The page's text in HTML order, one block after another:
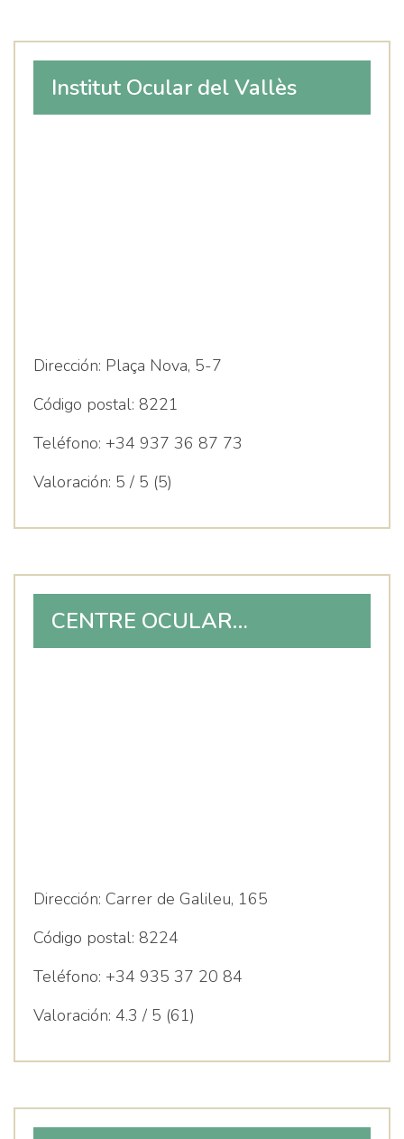
Institut Ocular del Vallès
Dirección: Plaça Nova, 5-7
Código postal: 8221
Teléfono: +34 937 36 87 73
Valoración: 5 / 5 (5)
CENTRE OCULAR
Dirección: Carrer de Galileu, 165
Código postal: 8224
Teléfono: +34 935 37 20 84
Valoración: 4.3 / 5 (61)